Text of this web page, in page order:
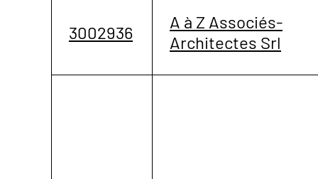
3002936
A à Z Associés-
Architectes Srl